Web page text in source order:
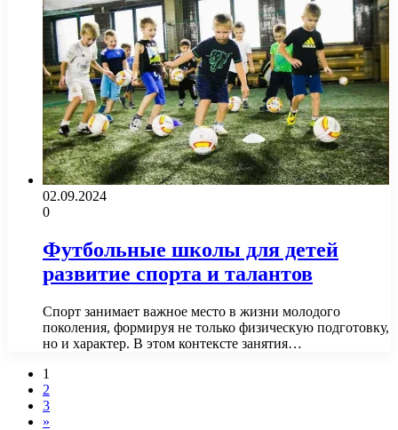
02.09.2024
0
Футбольные школы для детей
развитие спорта и талантов
Спорт занимает важное место в жизни молодого
поколения, формируя не только физическую подготовку,
но и характер. В этом контексте занятия…
1
2
3
»